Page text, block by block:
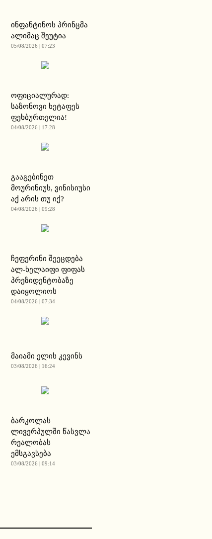
ინფანტინოს პრინცმა
ალიმაც შეუტია
05/08/2026 | 07:23
ოფიციალურად:
საზონოვი ხეტაფეს
ფეხბურთელია!
04/08/2026 | 17:28
გააგებინეთ
მოურინიუს, ვინისიუსი
აქ არის თუ იქ?
04/08/2026 | 09:28
ჩეფერინი შეეცდება
ალ-ხელაიფი ფიფას
პრეზიდენტობაზე
დაიყოლიოს
04/08/2026 | 07:34
მაიამი ელის კევინს
03/08/2026 | 16:24
ბარკოლას
ლივერპულში წასვლა
რეალობას
ემსგავსება
03/08/2026 | 09:14